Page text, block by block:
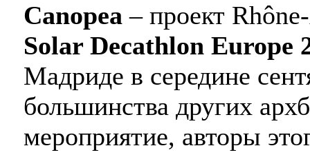
Canopea – проект
Solar Decathlon Europe
Мадриде в середине
большинства других
мероприятие, авторы